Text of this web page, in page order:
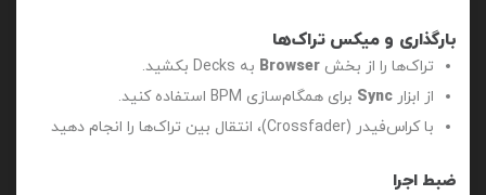
بارگذاری و میکس تراک‌ها
تراک‌ها را از بخش Browser به Decks بکشید.
از ابزار Sync برای همگام‌سازی BPM استفاده کنید.
با کراس‌فیدر (Crossfader)، انتقال بین تراک‌ها را انجام دهید
ضبط اجرا